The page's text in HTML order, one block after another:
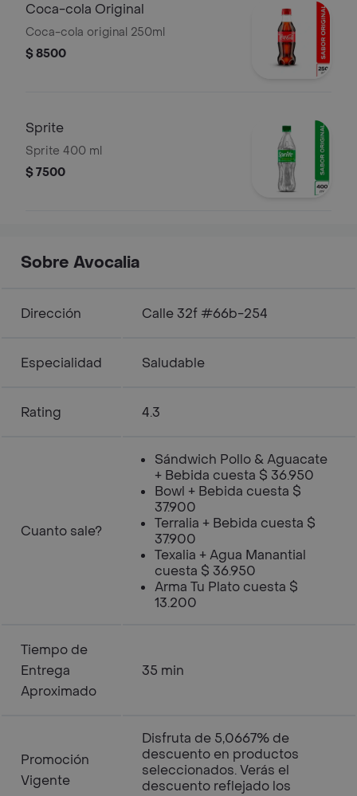
Coca-cola Original
Coca-cola original 250ml
$ 8500
Sprite
Sprite 400 ml
$ 7500
Sobre Avocalia
Dirección Calle 32f #66b-254
Especialidad Saludable
Rating 4.3
Cuanto sale?
Sándwich Pollo & Aguacate
+ Bebida cuesta $ 36.950
Bowl + Bebida cuesta $
37.900
Terralia + Bebida cuesta $
37.900
Texalia + Agua Manantial
cuesta $ 36.950
Arma Tu Plato cuesta $
13.200
Tiempo de
Entrega
Aproximado
35 min
Promoción
Vigente
Disfruta de 5,0667% de
descuento en productos
seleccionados. Verás el
descuento reflejado los